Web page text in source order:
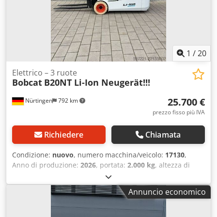
1 /20
Nürtingen 792 km
Elettrico – 3 ruote
Bobcat B20NT Li-Ion Neugerät!!!
25.700 €
prezzo fisso più IVA
Richiedere Chiamata
Condizione: nuovo, numero macchina/veicolo: 17130,
Anno di produzione: 2026, portata: 2.000 kg, altezza di
, sollevamento libero:
baricentro del carico:500 mm, tipo di carburante:
, tipo di montante:triplex, altezza di costruzione:
, tensione della batteria:
, lunghezza delle
Annuncio economico